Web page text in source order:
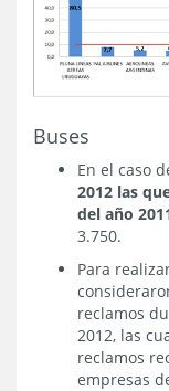
Buses
En el caso
2012 las
del año
3.750.
Para
reclamos
2012, las
reclamos
empresas